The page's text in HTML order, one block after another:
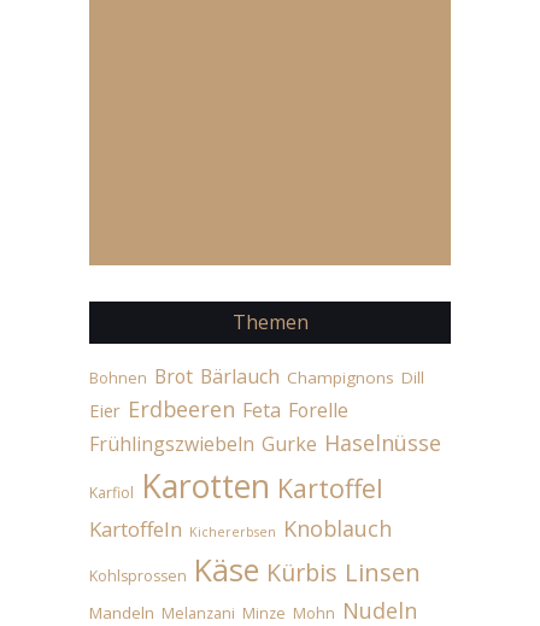
Themen
Bohnen Brot Bärlauch Champignons Dill
Eier Erdbeeren Feta Forelle
Frühlingszwiebeln Gurke Haselnüsse
Karfiol Karotten Kartoffel
Kartoffeln Kichererbsen Knoblauch
Kohlsprossen Käse Kürbis Linsen
Mandeln Melanzani Minze Mohn Nudeln